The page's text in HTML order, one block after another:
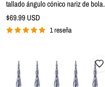
tallado ángulo cónico nariz de bola
1/64 1/32 1/16 pulgadas radio x 1/4"
vástago x 1" longitud de corte x 2-1/2"
Precio
de
$69.99 USD
1 reseña